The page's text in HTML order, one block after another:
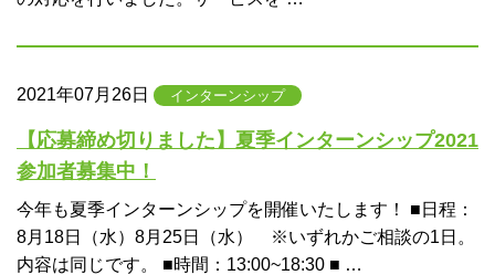
2021年07月26日 インターンシップ
【応募締め切りました】夏季インターンシップ2021
参加者募集中！
今年も夏季インターンシップを開催いたします！ ■日程：
8月18日（水）8月25日（水） ※いずれかご相談の1日。
内容は同じです。 ■時間：13:00~18:30 ■ …